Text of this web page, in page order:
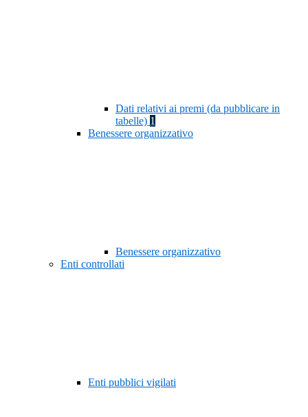
Dati relativi ai premi (da pubblicare in
tabelle) 1
Benessere organizzativo
Benessere organizzativo
Enti controllati
Enti pubblici vigilati